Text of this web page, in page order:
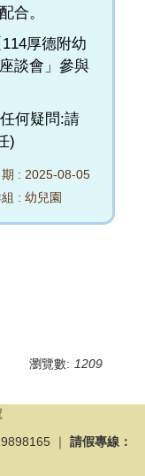
: 2025-08-05
組 :幼兒園
合。
厚德附幼
談會」參與
何疑問:請
)
瀏覽數: 1209
｜請假專線：